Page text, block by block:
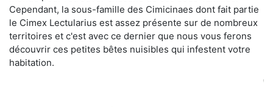
Cependant, la sous-famille des Cimicinaes dont fait partie
le Cimex Lectularius est assez présente sur de nombreux
territoires et c'est avec ce dernier que nous vous ferons
découvrir ces petites bêtes nuisibles qui infestent votre
habitation.